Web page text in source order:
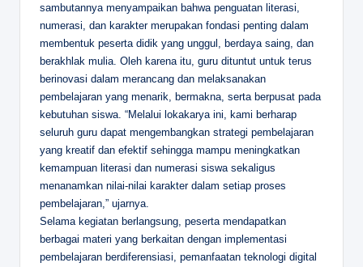
sambutannya menyampaikan bahwa penguatan literasi,
numerasi, dan karakter merupakan fondasi penting dalam
membentuk peserta didik yang unggul, berdaya saing, dan
berakhlak mulia. Oleh karena itu, guru dituntut untuk terus
berinovasi dalam merancang dan melaksanakan
pembelajaran yang menarik, bermakna, serta berpusat pada
kebutuhan siswa. “Melalui lokakarya ini, kami berharap
seluruh guru dapat mengembangkan strategi pembelajaran
yang kreatif dan efektif sehingga mampu meningkatkan
kemampuan literasi dan numerasi siswa sekaligus
menanamkan nilai-nilai karakter dalam setiap proses
pembelajaran,” ujarnya.
Selama kegiatan berlangsung, peserta mendapatkan
berbagai materi yang berkaitan dengan implementasi
pembelajaran berdiferensiasi, pemanfaatan teknologi digital